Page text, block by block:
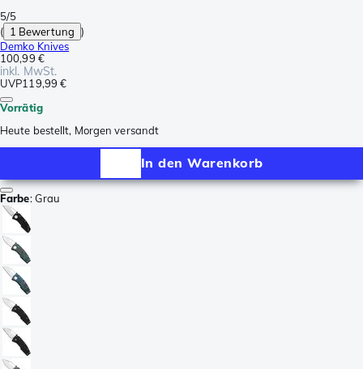
5/5
( 1 Bewertung )
Demko Knives
100,99 €
inkl. MwSt.
UVP119,99 €
Vorrätig
Heute bestellt, Morgen versandt
In den Warenkorb
Farbe:Grau